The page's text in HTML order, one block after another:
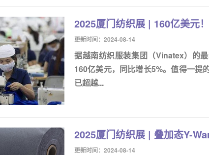
2025厦门纺织展 | 160亿美元
更新时间：2024-08-14
据越南纺织服装集团（Vinatex）的
160亿美元，同比增长5%。值得一提
已超越...
2025厦门纺织展 | 叠加态Y-
更新时间：2024-08-14